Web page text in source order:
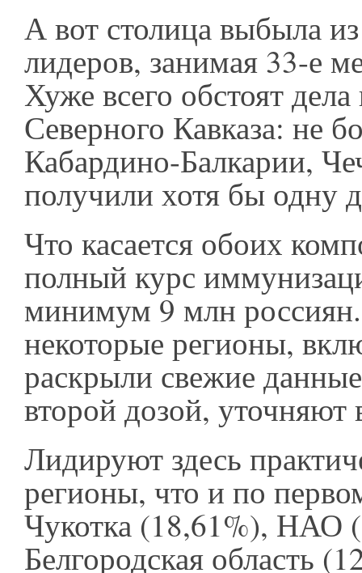
А вот столица выбыла
лидеров, занимая 33-е
Хуже всего обстоят
Северного Кавказа: не
Кабардино-Балкарии,
получили хотя бы одну
Что касается обоих
полный курс
минимум 9 млн
некоторые регионы,
раскрыли свежие
второй дозой,
Лидируют здесь
регионы, что и по
Чукотка (18,61%), НАО
Белгородская область